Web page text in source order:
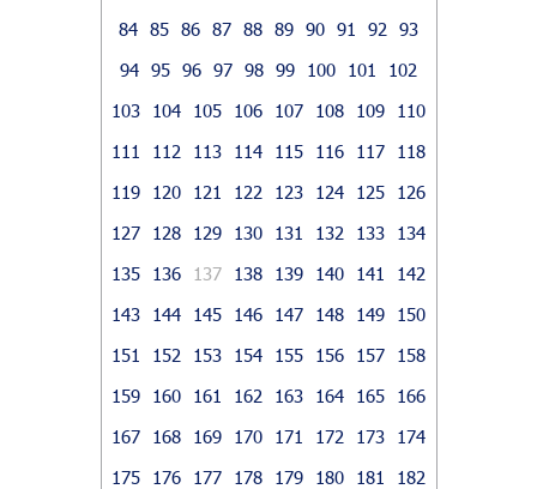
84 85 86 87 88 89 90 91 92
93
94 95 96 97 98 99 100 101
102
103
104 105 106 107 108 109
110
111
112 113 114 115 116 117
118
119
120 121 122 123 124 125
126
127
128 129 130 131 132 133
134
135
136 137 138 139 140 141
142
143
144 145 146 147 148 149
150
151
152 153 154 155 156 157
158
159
160 161 162 163 164 165
166
167
168 169 170 171 172 173
174
175
176 177 178 179 180 181
182